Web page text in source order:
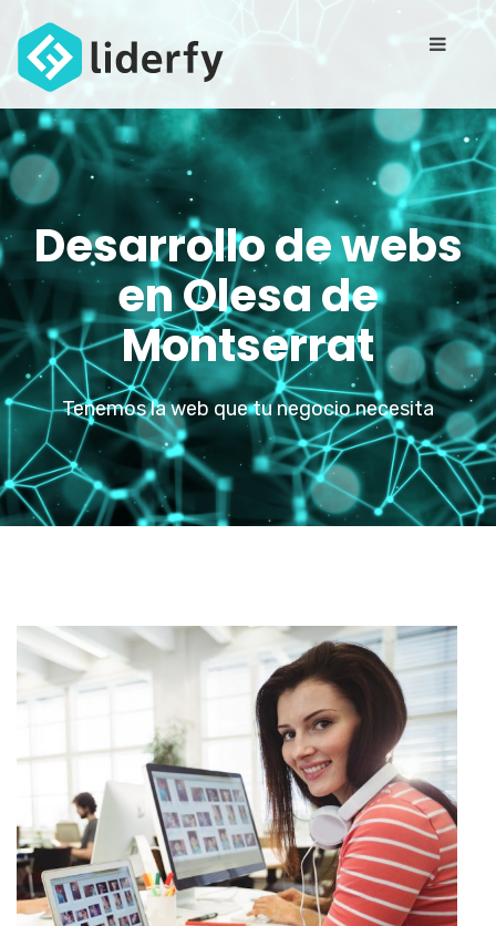
Desarrollo de webs
en Olesa de
Montserrat
Tenemos la web que tu negocio necesita